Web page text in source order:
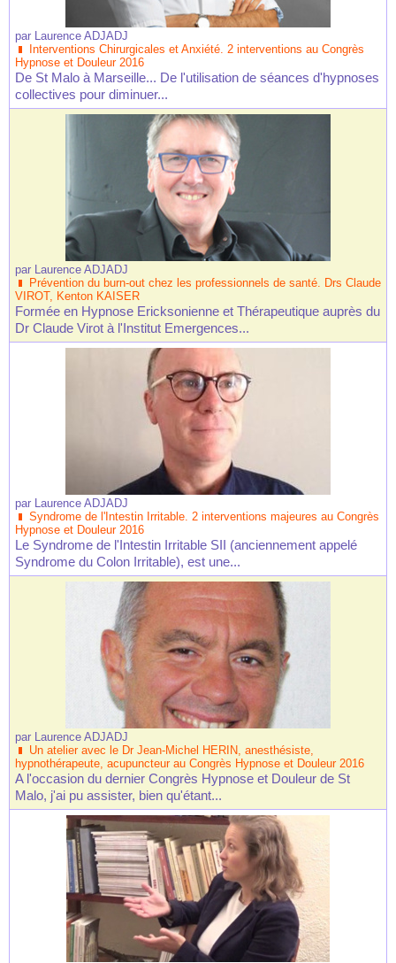
par Laurence ADJADJ
Interventions Chirurgicales et Anxiété. 2 interventions au Congrès
Hypnose et Douleur 2016
De St Malo à Marseille... De l'utilisation de séances d'hypnoses
collectives pour diminuer...
par Laurence ADJADJ
Prévention du burn-out chez les professionnels de santé. Drs Claude
VIROT, Kenton KAISER
Formée en Hypnose Ericksonienne et Thérapeutique auprès du
Dr Claude Virot à l'Institut Emergences...
par Laurence ADJADJ
Syndrome de l'Intestin Irritable. 2 interventions majeures au Congrès
Hypnose et Douleur 2016
Le Syndrome de l'Intestin Irritable SII (anciennement appelé
Syndrome du Colon Irritable), est une...
par Laurence ADJADJ
Un atelier avec le Dr Jean-Michel HERIN, anesthésiste,
hypnothérapeute, acupuncteur au Congrès Hypnose et Douleur 2016
A l'occasion du dernier Congrès Hypnose et Douleur de St
Malo, j'ai pu assister, bien qu'étant...